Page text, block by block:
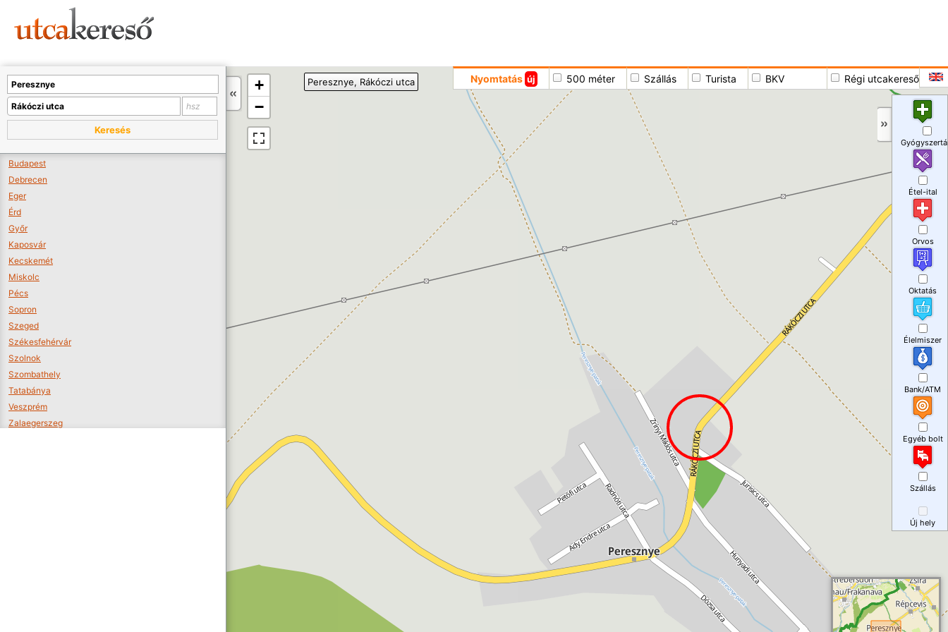
+
−
Nyomtatás új 500 méter Szállás Turista BKV Régi utcakereső
Peresznye, Rákóczi utca
Keresés
Budapest
Debrecen
Eger
Érd
Győr
Kaposvár
Kecskemét
Miskolc
Pécs
Sopron
Szeged
Székesfehérvár
Szolnok
Szombathely
Tatabánya
Veszprém
Zalaegerszeg
Étel-ital
Orvos
Oktatás
Élelmiszer
Bank/ATM
Egyéb bolt
Szállás
Új hely
A térképet kicsinyíteni kell, hogy látszódjanak a boltok.
Boltok látszódjanak >>